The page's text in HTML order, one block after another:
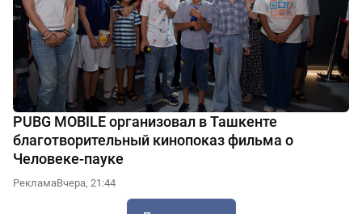
PUBG MOBILE организовал в Ташкенте
благотворительный кинопоказ фильма о
Человеке-пауке
РекламаВчера, 21:44